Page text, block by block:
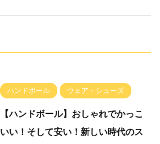
ハンドボール ウェア・シューズ
【ハンドボール】おしゃれでかっこ
いい！そして安い！新しい時代のス